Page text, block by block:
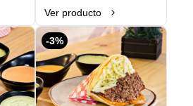
Ver producto
-3%